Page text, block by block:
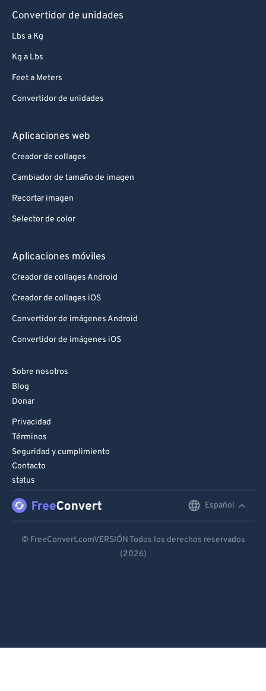
Convertidor de unidades
Lbs a Kg
Kg a Lbs
Feet a Meters
Convertidor de unidades
Aplicaciones web
Creador de collages
Cambiador de tamaño de imagen
Recortar imagen
Selector de color
Aplicaciones móviles
Creador de collages Android
Creador de collages iOS
Convertidor de imágenes Android
Convertidor de imágenes iOS
Sobre nosotros
Blog
Donar
Privacidad
Términos
Seguridad y cumplimiento
Contacto
status
Español
Español
© FreeConvert.comVERSIÓN Todos los derechos reservados
(2026)